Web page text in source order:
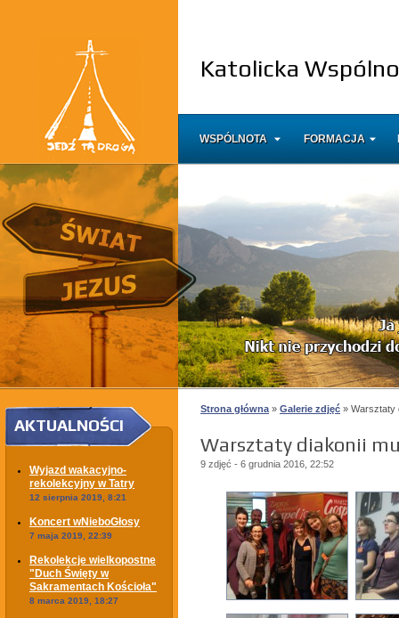
Katolicka
WSPÓLNOTA FORMACJA
AKTUALNOŚCI
Wyjazd wakacyjno-
rekolekcyjny w Tatry
12 sierpnia 2019, 8:21
Koncert wNieboGłosy
7 maja 2019, 22:39
Rekolekcje wielkopostne
"Duch Święty w
Sakramentach Kościoła"
8 marca 2019, 18:27
Strona główna » Galerie zdjęć » Warsztaty
Warsztaty diakonii
9 zdjęć - 6 grudnia 2016, 22:52